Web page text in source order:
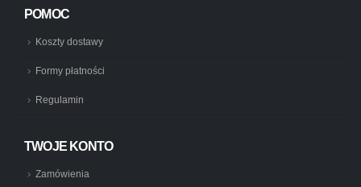
POMOC
Koszty dostawy
Formy płatności
Regulamin
TWOJE KONTO
Zamówienia